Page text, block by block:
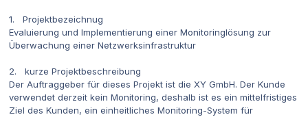
1. Projektbezeichnug
Evaluierung und Implementierung einer Monitoringlösung zur
Überwachung einer Netzwerksinfrastruktur
2. kurze Projektbeschreibung
Der Auftraggeber für dieses Projekt ist die XY GmbH. Der Kunde
verwendet derzeit kein Monitoring, deshalb ist es ein mittelfristiges
Ziel des Kunden, ein einheitliches Monitoring-System für